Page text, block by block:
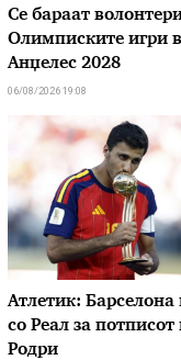
Се бараат
Олимписките игри
Анџелес 2028
06/08/2026 19:08
Атлетик: Барселона
со Реал за потписот
Родри